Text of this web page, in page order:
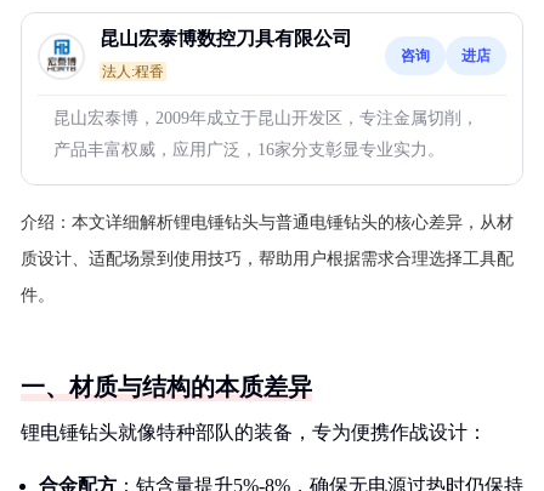
昆山宏泰博数控刀具有限公司
法人:程香
咨询 进店
昆山宏泰博，2009年成立于昆山开发区，专注金属切削，
产品丰富权威，应用广泛，16家分支彰显专业实力。
介绍： 本文详细解析锂电锤钻头与普通电锤钻头的核心差异，从材
质设计、适配场景到使用技巧，帮助用户根据需求合理选择工具配
件。
一、材质与结构的本质差异
锂电锤钻头就像特种部队的装备，专为便携作战设计：
合金配方 ：钴含量提升5%-8%，确保无电源过热时仍保持